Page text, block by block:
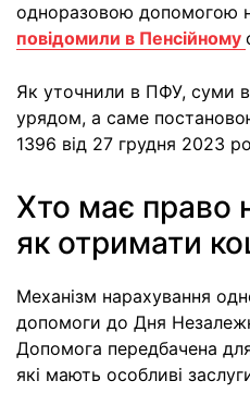
одноразовою допомогою
повідомили в Пенсійному
Як уточнили в ПФУ, суми
урядом, а саме
1396 від 27 грудня 2023
Хто має право
як отримати
Механізм нарахування
допомоги до Дня
Допомога передбачена для
які мають особливі